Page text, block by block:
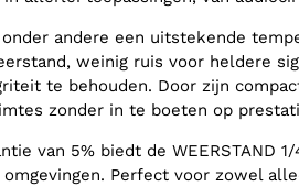
andere een uitstekende
weinig ruis voor heldere
te behouden. Door zijn
zonder in te boeten op
van 5% biedt de WEERSTAND
Perfect voor zowel